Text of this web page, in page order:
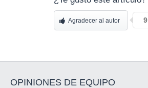
Agradecer al autor 9
OPINIONES DE EQUIPO